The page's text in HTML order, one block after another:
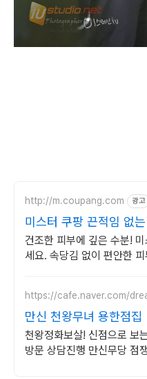
http://m.coupang.com 광고
미스터 쿠팡 끈적임 없
건조한 피부에 깊은 수분!
세요. 속당김 없이 편안한
https://cafe.naver.com/
만신 천왕무녀 용한점집
천왕정화보살! 신점으로 보
방문 상담진행 만신무당 점